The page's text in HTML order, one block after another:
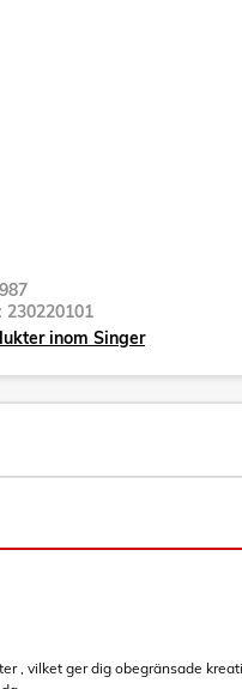
230220101
inom Singer
, vilket ger dig obegränsade